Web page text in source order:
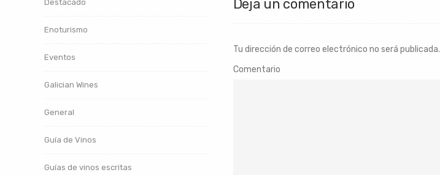
Deja un comentario
Tu dirección de correo electrónico no será publicada.
Comentario
Destacado
Enoturismo
Eventos
Galician Wines
General
Guía de Vinos
Guías de vinos escritas